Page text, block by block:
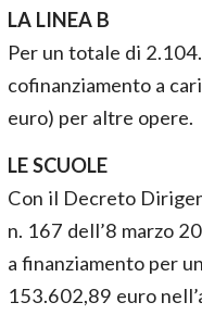
LA LINEA B
Per un totale di
cofinanziamento a
euro) per altre opere.
LE SCUOLE
Con il Decreto
n. 167 dell’8 marzo
a finanziamento per
153.602,89 euro